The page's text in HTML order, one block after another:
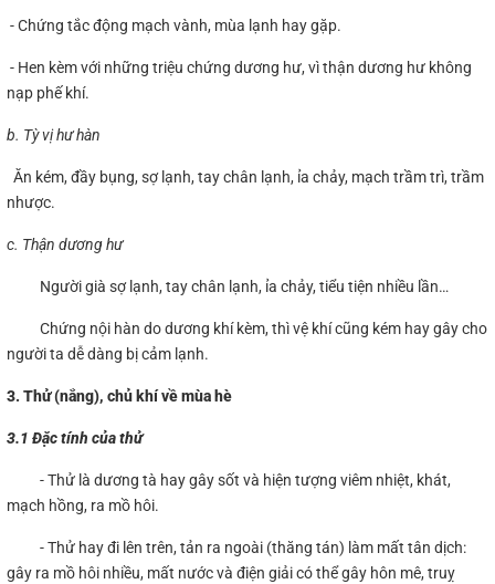
- Chứng tắc động mạch vành, mùa lạnh hay gặp.
- Hen kèm với những triệu chứng dương hư, vì thận dương hư không
nạp phế khí.
b. Tỳ vị hư hàn
Ăn kém, đầy bụng, sợ lạnh, tay chân lạnh, ỉa chảy, mạch trầm trì, trầm
nhược.
c. Thận dương hư
Người già sợ lạnh, tay chân lạnh, ỉa chảy, tiểu tiện nhiều lần…
Chứng nội hàn do dương khí kèm, thì vệ khí cũng kém hay gây cho
người ta dễ dàng bị cảm lạnh.
3. Thử(nắng), chủ khí về mùa hè
3.1 Đặc tính của thử
- Thử là dương tà hay gây sốt và hiện tượng viêm nhiệt, khát,
mạch hồng, ra mồ hôi.
- Thử hay đi lên trên, tản ra ngoài (thăng tán) làm mất tân dịch:
gây ra mồ hôi nhiều, mất nước và điện giải có thể gây hôn mê, truỵ